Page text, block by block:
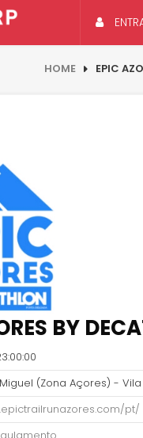
HOME EPIC
BY
(Zona Açores) -
pt/